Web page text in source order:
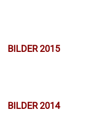
BILDER 2015
BILDER 2014